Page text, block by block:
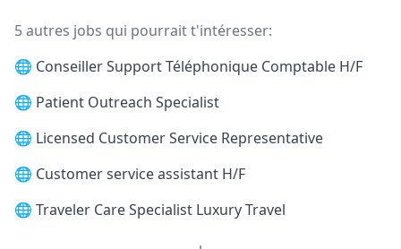
5 autres jobs qui pourrait t'intéresser:
🌐 Conseiller Support Téléphonique Comptable H/F
🌐 Patient Outreach Specialist
🌐 Licensed Customer Service Representative
🌐 Customer service assistant H/F
🌐 Traveler Care Specialist Luxury Travel